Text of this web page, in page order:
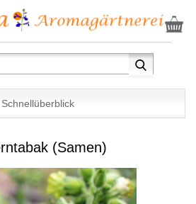
Schnellüberblick
(Samen)